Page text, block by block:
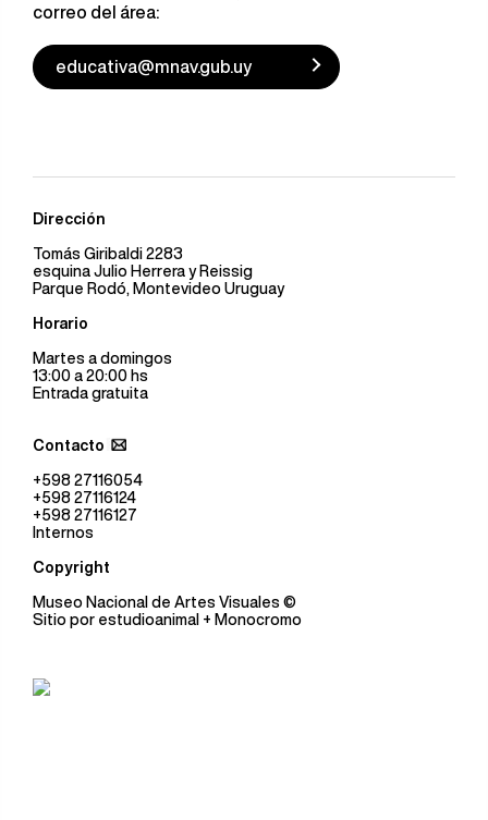
correo del área:
educativa@mnav.gub.uy
Dirección
Tomás Giribaldi 2283
esquina Julio Herrera y Reissig
Parque Rodó, Montevideo Uruguay
Horario
Martes a domingos
13:00 a 20:00 hs
Entrada gratuita
Contacto
+598 27116054
+598 27116124
+598 27116127
Internos
Copyright
Museo Nacional de Artes Visuales ©
Sitio por estudioanimal + Monocromo